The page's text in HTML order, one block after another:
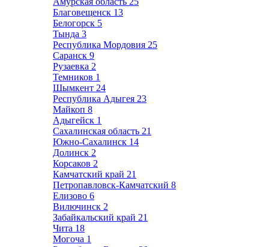
Благовещенск 13
Белогорск 5
Тында 3
Республика Мордовия 25
Саранск 9
Рузаевка 2
Темников 1
Шымкент 24
Республика Адыгея 23
Майкоп 8
Адыгейск 1
Сахалинская область 21
Южно-Сахалинск 14
Долинск 2
Корсаков 2
Камчатский край 21
Петропавловск-Камчатский 8
Елизово 6
Вилючинск 2
Забайкальский край 21
Чита 18
Могоча 1